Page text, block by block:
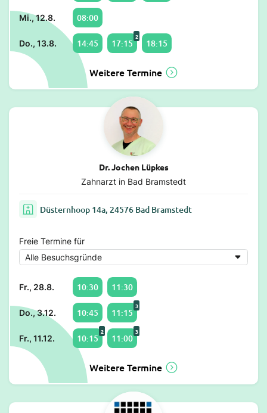
Mi., 12.8. 08:00
Do., 13.8. 14:45 17:15
2
18:15
Weitere Termine
Dr. Jochen Lüpkes
Zahnarzt in Bad Bramstedt
Düsternhoop 14a, 24576 Bad Bramstedt
Freie Termine für
Fr., 28.8. 10:30 11:30
Do., 3.12. 10:45 11:15
3
Fr., 11.12. 10:15
2
11:00
3
Weitere Termine